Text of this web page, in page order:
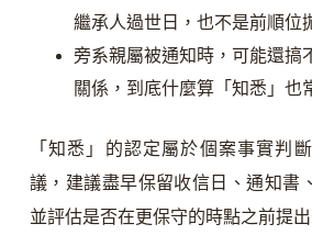
繼承人過世日，也不是前順位
旁系親屬被通知時，可能還搞
關係，到底什麼算「知悉」也
「知悉」的認定屬於個案事實判
議，建議盡早保留收信日、通知書
並評估是否在更保守的時點之前提出